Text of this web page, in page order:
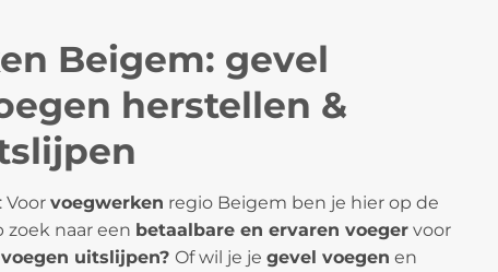
Beigem: gevel
herstellen &
: Voor voegwerken regio Beigem ben je hier op de
zoek naar een betaalbare en ervaren voeger voor
uitslijpen? Of wil je je gevel voegen en